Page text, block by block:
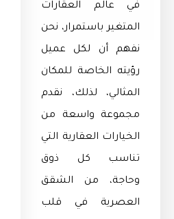
في عالم العقارات
المتغير باستمرار، نحن
نفهم أن لكل عميل
رؤيته الخاصة للمكان
المثالي، لذلك، نقدم
مجموعة واسعة من
الخيارات العقارية التي
تناسب كل ذوق
وحاجة، من الشقق
العصرية في قلب